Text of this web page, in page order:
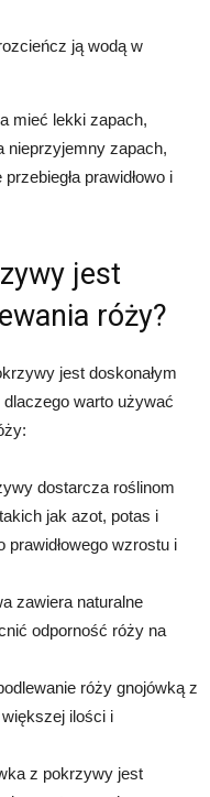
ją wodą w
mieć lekki zapach,
nieprzyjemny zapach,
prawidłowo i
jest
róży?
jest doskonałym
warto używać
dostarcza roślinom
jak azot, potas i
prawidłowego wzrostu i
zawiera naturalne
odporność róży na
róży gnojówką z
ilości i
z pokrzywy jest